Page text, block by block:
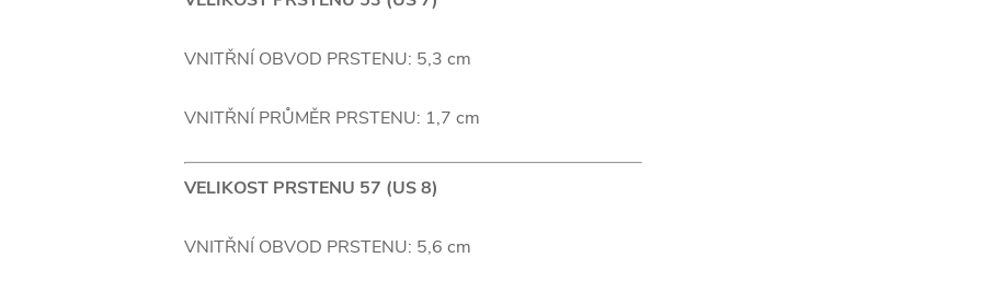
VNITŘNÍ OBVOD PRSTENU: 5,3 cm
VNITŘNÍ PRŮMĚR PRSTENU: 1,7 cm
VELIKOST PRSTENU 57 (US 8)
VNITŘNÍ OBVOD PRSTENU: 5,6 cm